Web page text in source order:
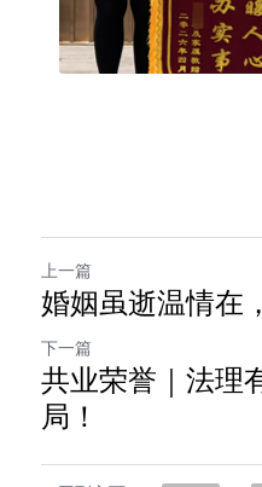
上一篇
婚姻虽逝温情在
下一篇
共业荣誉｜法理
局！